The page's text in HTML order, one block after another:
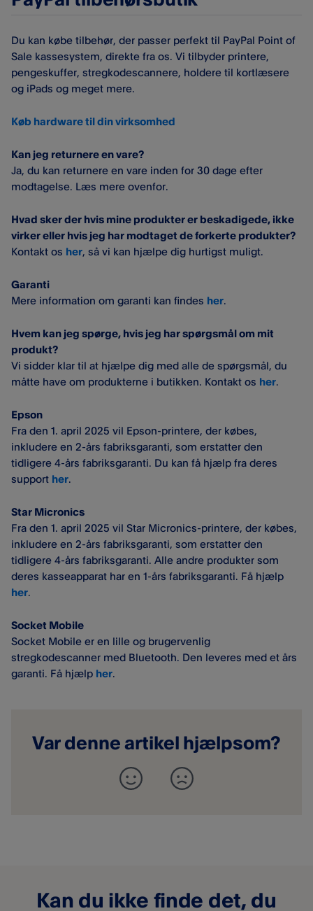
Du kan købe tilbehør, der passer perfekt til PayPal Point of
Sale​ kassesystem, direkte fra os. Vi tilbyder printere,
pengeskuffer, stregkodescannere, holdere til kortlæsere
og iPads og meget mere.
Køb hardware til din virksomhed
Kan jeg returnere en vare?
Ja, du kan returnere en vare inden for 30 dage efter
modtagelse. Læs mere ovenfor.
Hvad sker der hvis mine produkter er beskadigede, ikke
virker eller hvis jeg har modtaget de forkerte produkter?
Kontakt os her, så vi kan hjælpe dig hurtigst muligt.
Garanti
Mere information om garanti kan findes her.
Hvem kan jeg spørge, hvis jeg har spørgsmål om mit
produkt?
Vi sidder klar til at hjælpe dig med alle de spørgsmål, du
måtte have om produkterne i butikken. Kontakt os her.
Epson
Fra den 1. april 2025 vil Epson-printere, der købes,
inkludere en 2-års fabriksgaranti, som erstatter den
tidligere 4-års fabriksgaranti. Du kan få hjælp fra deres
support her.
Star Micronics
Fra den 1. april 2025 vil Star Micronics-printere, der købes,
inkludere en 2-års fabriksgaranti, som erstatter den
tidligere 4-års fabriksgaranti. Alle andre produkter som
deres kasseapparat har en 1-års fabriksgaranti. Få hjælp
her.
Socket Mobile
Socket Mobile er en lille og brugervenlig
stregkodescanner med Bluetooth. Den leveres med et års
garanti. Få hjælp her.
Var denne artikel hjælpsom?
Kan du ikke finde det, du